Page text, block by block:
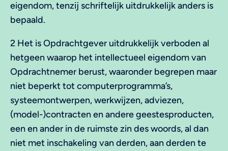
eigendom, tenzij schriftelijk uitdrukkelijk anders is
bepaald.
2 Het is Opdrachtgever uitdrukkelijk verboden al
hetgeen waarop het intellectueel eigendom van
Opdrachtnemer berust, waaronder begrepen maar
niet beperkt tot computerprogramma’s,
systeemontwerpen, werkwijzen, adviezen,
(model-)contracten en andere geestesproducten,
een en ander in de ruimste zin des woords, al dan
niet met inschakeling van derden, aan derden te